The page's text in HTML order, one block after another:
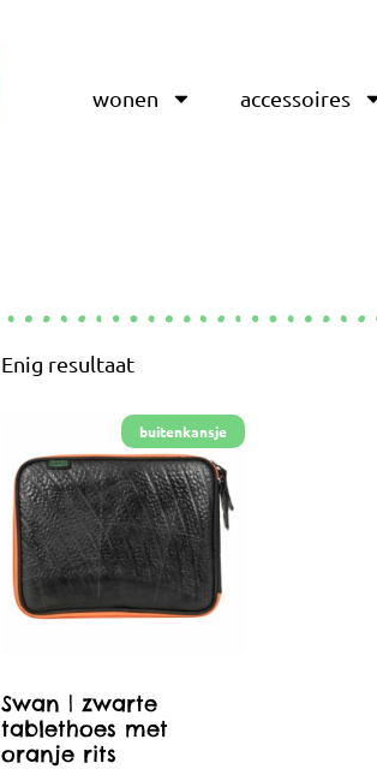
wonen accessoires
Enig resultaat
Swan | zwarte
tablethoes met
oranje rits